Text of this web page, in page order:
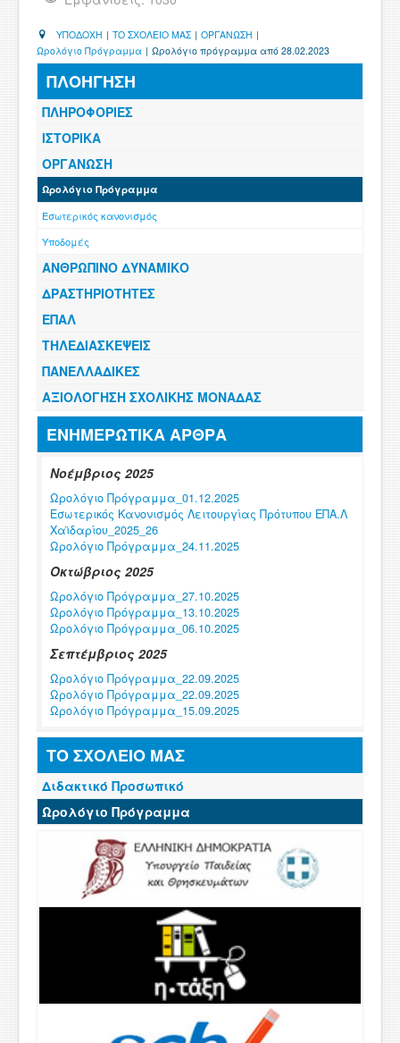
ΧΡΗΣΙΜΑ
ΕΠΙΚΟΙΝΩΝΙΑ
ΠΕΡΙΟΧΗ ΜΕΛΩΝ
ΥΠΟΔΟΧΗ | ΤΟ ΣΧΟΛΕΙΟ ΜΑΣ | ΟΡΓΑΝΩΣΗ |
Ωρολόγιο Πρόγραμμα | Ωρολόγιο πρόγραμμα από 28.02.2023
ΠΛΟΗΓΗΣΗ
ΠΛΗΡΟΦΟΡΙΕΣ
ΙΣΤΟΡΙΚΑ
ΟΡΓΑΝΩΣΗ
Ωρολόγιο Πρόγραμμα
Εσωτερικός κανονισμός
Υποδομές
ΑΝΘΡΩΠΙΝΟ ΔΥΝΑΜΙΚΟ
ΔΡΑΣΤΗΡΙΟΤΗΤΕΣ
ΕΠΑΛ
ΤΗΛΕΔΙΑΣΚΕΨΕΙΣ
ΠΑΝΕΛΛΑΔΙΚΕΣ
ΑΞΙΟΛΟΓΗΣΗ ΣΧΟΛΙΚΗΣ ΜΟΝΑΔΑΣ
ΕΝΗΜΕΡΩΤΙΚΑ ΑΡΘΡΑ
Νοέμβριος 2025
Ωρολόγιο Πρόγραμμα_01.12.2025
Εσωτερικός Κανονισμός Λειτουργίας Πρότυπου ΕΠΑ.Λ
Χαϊδαρίου_2025_26
Ωρολόγιο Πρόγραμμα_24.11.2025
Οκτώβριος 2025
Ωρολόγιο Πρόγραμμα_27.10.2025
Ωρολόγιο Πρόγραμμα_13.10.2025
Ωρολόγιο Πρόγραμμα_06.10.2025
Σεπτέμβριος 2025
Ωρολόγιο Πρόγραμμα_22.09.2025
Ωρολόγιο Πρόγραμμα_22.09.2025
Ωρολόγιο Πρόγραμμα_15.09.2025
Φεβρουάριος 2025
Ωρολόγιο Πρόγραμμα_03.02.2025
ΤΟ ΣΧΟΛΕΙΟ ΜΑΣ
Διδακτικό Προσωπικό
Ωρολόγιο Πρόγραμμα